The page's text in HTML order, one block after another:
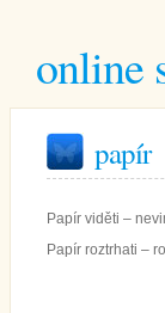
online
papír
Papír viděti –
Papír roztrhati –